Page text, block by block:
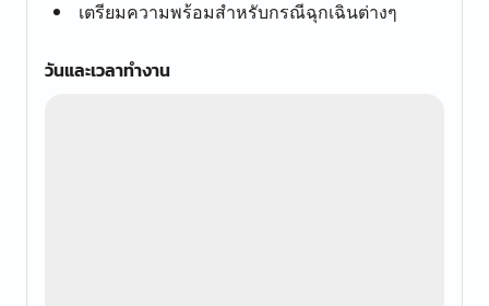
เตรียมความพร้อมสำหรับกรณีฉุกเฉินต่างๆ
วันและเวลาทำงาน